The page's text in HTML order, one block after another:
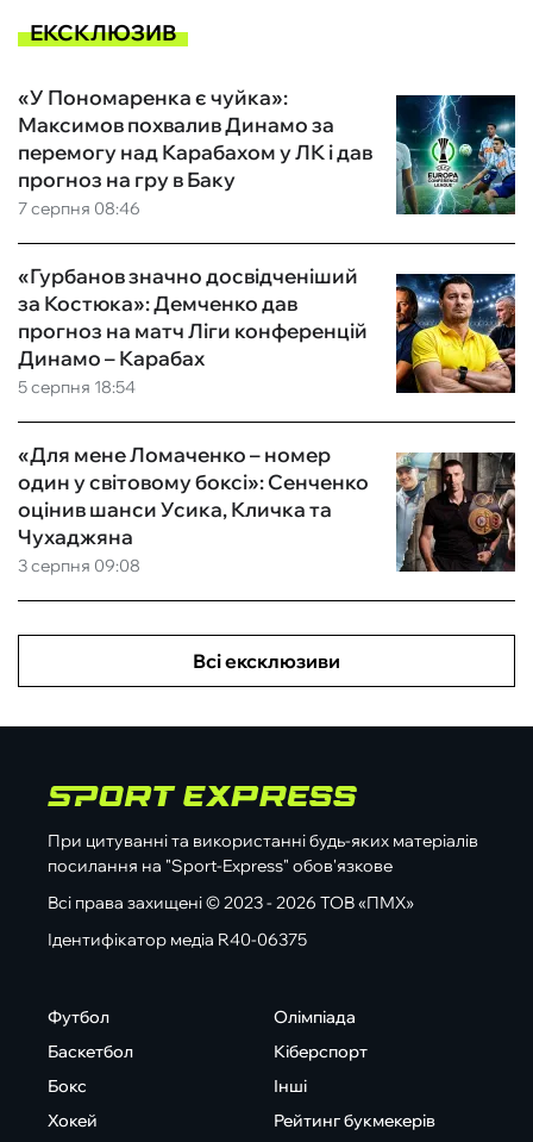
ЕКСКЛЮЗИВ
7 серпня 08:46
«У Пономаренка є чуйка»:
Максимов похвалив Динамо за
перемогу над Карабахом у ЛК і дав
прогноз на гру в Баку
5 серпня 18:54
«Гурбанов значно досвідченіший
за Костюка»: Демченко дав
прогноз на матч Ліги конференцій
Динамо – Карабах
3 серпня 09:08
«Для мене Ломаченко – номер
один у світовому боксі»: Сенченко
оцінив шанси Усика, Кличка та
Чухаджяна
Всі ексклюзиви
При цитуванні та використанні будь-яких матеріалів
посилання на "Sport-Express" обов'язкове
Всі права захищені © 2023 - 2026 ТОВ «ПМХ»
Ідентифікатор медіа R40-06375
Футбол
Баскетбол
Бокс
Хокей
Олімпіада
Кіберспорт
Інші
Рейтинг букмекерів